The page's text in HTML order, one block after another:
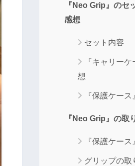
『Neo Grip』のセ
感想
セット内容
『キャリー
想
『保護ケー
『Neo Grip』の取
『保護ケー
グリップの取